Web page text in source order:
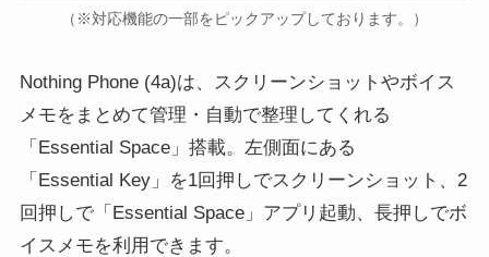
（※対応機能の一部をピックアップしております。）
Nothing Phone (4a)は、スクリーンショットやボイス
メモをまとめて管理・自動で整理してくれる
「Essential Space」搭載。左側面にある
「Essential Key」を1回押しでスクリーンショット、2
回押しで「Essential Space」アプリ起動、長押しでボ
イスメモを利用できます。